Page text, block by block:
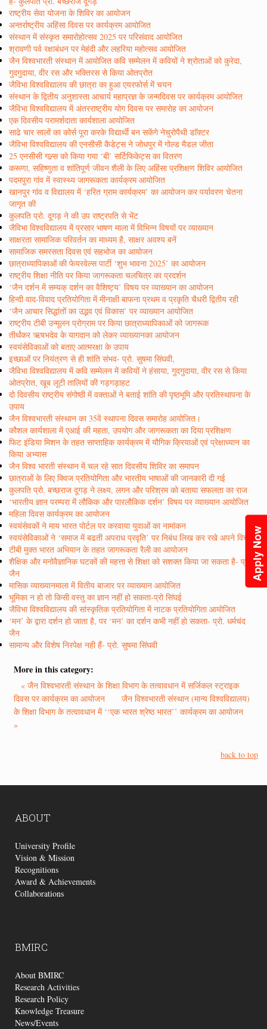
Apply Now
राष्ट्रीय सेवा योजना के शिविर का आयोजन
अन्तर्राष्ट्रीय अहिंसा दिवस पर कार्यक्रम आयोजित
संस्थान में संस्कृत समारोहोत्सव 2025 पर परिसंवाद आयोजित
श्रावणी पर्व रक्षाबंधन पर मेहंदी और लहरिया महोत्सव आयोजित
जैन विश्वभारती संस्थान में आयोजित कवि सम्मेलन में कवियों ने श्रोताओं को कुरेदा,
गुदगुदाया, वीर रस और भक्तिरस से किया ओतप्रोत
जैविभा विश्वविद्यालय की छात्रा का हुआ एयरफोर्स में चयन
संस्थान के द्वितीय अनुशास्ता आचार्य महाप्रज्ञ के जन्मदिवस पर कार्यक्रम आयोजित
जैविभा विश्वविद्यालय में अंतरराष्ट्रीय योग दिवस पर समारोह का आयोजन
एक दिवसीय परामर्शदाता कार्यशाला आयोजित
साढे चार सालों का कोर्स पूरा करके विद्यार्थी बन सकेंगे नेचुरोपैथी डाॅक्टर
जैविभा विश्वविद्यालय की एनसीसी कैडेट्स ने जोधपुर में गोल्ड मैडल जीता
25 एनसीसी गल्र्स को किया गया ‘बी’ सर्टिफिकेट्स का वितरण
करूणा, सहिष्णुता व शांतिपूर्ण जीवन शैली के लिए अहिंसा प्रशिक्षण शिविर आयोजित
पदमपुरा गांव में स्वास्थ्य जागरूकता कार्यक्रम आयोजित
खानपुर गांव व विद्यालय में ‘हरित ग्राम कार्यक्रम’ का आयोजन कर पर्यावरण चेतना
जागृत की
कुलपति प्रो. दूगड़ ने की उप राष्ट्रपति से भेंट
जैविभा विश्वविद्यालय में प्रसार भाषण माला में विभिन्न विषयों पर व्याख्यान
साक्षरता सामाजिक परिवर्तन का माध्यम है, साक्षर अवश्य बनें
सामाजिक समरसता दिवस एवं सहभोज का आयोजन
छात्राध्यापिकाओं की फेयरवेल्स पार्टी ‘शुभ भावना 2025’ का आयोजन
राष्ट्रीय शिक्षा नीति पर किया जागरूकता चलचित्र का प्रदर्शन
‘जैन दर्शन में सम्यक् दर्शन का वैशिष्ट्य’ विषय पर व्याख्यान का आयोजन
हिन्दी वाद-विवाद प्रतियोगिता में मीनाक्षी बाफना प्रथम व प्रकृति चैधरी द्वितीय रही
‘जैन आचार सिद्धांतों का उद्भव एवं विकास’ पर व्याख्यान आयोजित
राष्ट्रीय टीबी उन्मूलन प्रोग्राम पर किया छात्राध्यापिकाओं को जागरूक
तीर्थंकर ऋषभदेव के यागदान को लेकर व्याख्यानका आयोजन
स्वयंसेविकाओं को बताए आत्मरक्षा के उपाय
इच्छाओं पर नियंत्रण से ही शांति संभव- प्रो. सुषमा सिंघवी,
जैविभा विश्वविद्यालय में कवि सम्मेलन में कवियों ने हंसाया, गुदगुदाया, वीर रस से किया
ओतप्रेात, खूब लूटी तालियों की गड़गड़ाहट
दो दिवसीय राष्ट्रीय संगोष्ठी में वक्ताओं ने बताई शांति की पृष्ठभूमि और प्रतिस्थापना के
उपाय
जैन विश्वभारती संस्थान का 35वें स्थापना दिवस समारोह आयोजित।
कौशल कार्यशाला में एआई की महता, उपयोग और जागरूकता का दिया प्रशिक्षण
फिट इंडिया मिशन के तहत साप्ताहिक कार्यक्रम में यौगिक क्रियाओं एवं प्रेक्षाध्यान का
किया अभ्यास
जैन विश्व भारती संस्थान में चल रहे सात दिवसीय शिविर का समापन
छात्राओं के लिए क्विज प्रतियोगिता और भारतीय भाषाओं की जानकारी दी गई
कुलपति प्रो. बच्छराज दूगड़ ने लक्ष्य, लगन और परिश्रम को बताया सफलता का राज
‘भारतीय ज्ञान परम्परा में लौकिक और पारलौकिक दर्शन’ विषय पर व्याख्यान आयोजित
महिला दिवस कार्यक्रम का आयोजन
स्वयंसेवकों ने माय भारत पोर्टल पर करवाया युवाओं का नामांकन
स्वयंसेविकाओं ने ‘समाज में बढती अपराध प्रवृति’ पर निबंध लिख कर रखे अपने विचार
टीबी मुक्त भारत अभियान के तहत जागरूकता रैली का आयोजन
शैक्षिक और मनोवैज्ञानिक घटकों की महत्ता से शिक्षा को सशक्त किया जा सकता है- प्रो.
जैन
मासिक व्याख्यानमाला में वितीय बाजार पर व्याख्यान आयोजित
भूमिका न हो तो किसी वस्तु का ज्ञान नहीं हो सकता-प्रो सिंघई
जैविभा विश्वविद्यालय की सांस्कृतिक प्रतियोगिता में नाटक प्रतियोगिता आयोजित
‘मन’ के द्वारा दर्शन हो जाता है, पर ‘मन’ का दर्शन कभी नहीं हो सकता- प्रो. धर्मचंद
जैन
सामान्य और विशेष निरपेक्ष नही हैं- प्रो. सुषमा सिंघवी
More in this category:
« जैन विश्वभारती संस्थान के शिक्षा विभाग के तत्वावधान में सर्जिकल स्ट्राइक
दिवस पर कार्यक्रम का आयोजन
जैन विश्वभारती संस्थान (मान्य विश्वविद्यालय)
के शिक्षा विभाग के तत्वावधान में ‘‘एक भारत श्रेष्ठ भारत’’ कार्यक्रम का आयोजन
»
back to top
ABOUT
University Profile
Vision & Mission
Recognitions
Award & Achievements
Collaborations
BMIRC
About BMIRC
Research Activities
Research Policy
Knowledge Treasure
News/Events